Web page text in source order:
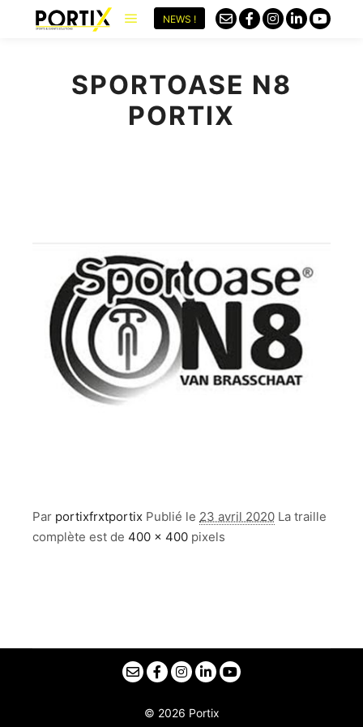
NEWS !
SPORTOASE N8
PORTIX
Par portixfrxtportix Publié le 23 avril 2020 La traille
complète est de 400 × 400 pixels
© 2026 Portix